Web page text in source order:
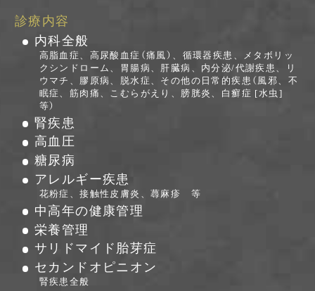
診療内容
内科全般
高脂血症、高尿酸血症（痛風）、循環器疾患、メタボリッ
クシンドローム、胃腸病、肝臓病、内分泌/代謝疾患、リ
ウマチ、膠原病、脱水症、その他の日常的疾患（風邪、不
眠症、筋肉痛、こむらがえり、膀胱炎、白癬症 [水虫]
等）
腎疾患
高血圧
糖尿病
アレルギー疾患
花粉症、接触性皮膚炎、蕁麻疹 等
中高年の健康管理
栄養管理
サリドマイド胎芽症
セカンドオピニオン
腎疾患全般